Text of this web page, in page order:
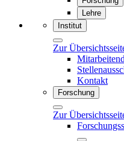
Lehre
Institut
Zur
Kontakt
Forschung
Zur